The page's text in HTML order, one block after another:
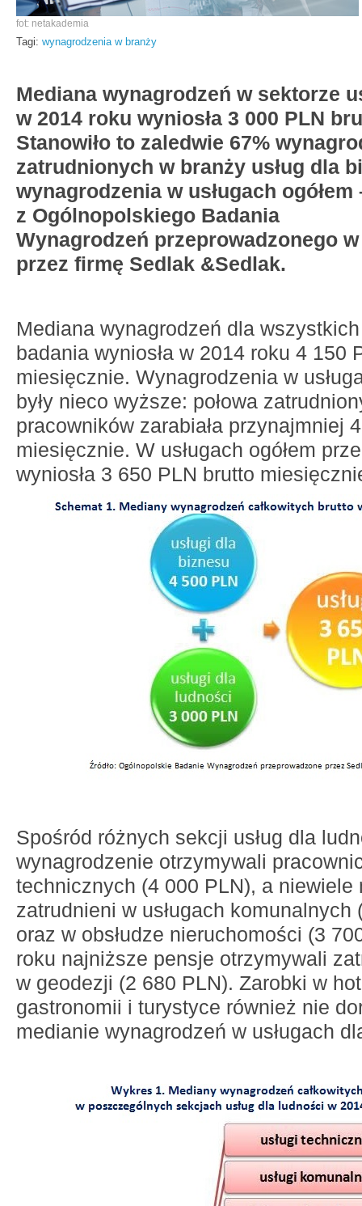
fot: netakademia
Tagi: wynagrodzenia w branży
Mediana wynagrodzeń w sektorze
w 2014 roku wyniosła 3 000 PLN
Stanowiło to zaledwie 67%
zatrudnionych w branży usług dla
wynagrodzenia w usługach ogółem
z Ogólnopolskiego Badania
Wynagrodzeń przeprowadzonego
przez firmę Sedlak &Sedlak.
Mediana wynagrodzeń dla
badania wyniosła w 2014 roku 4 150
miesięcznie. Wynagrodzenia w
były nieco wyższe: połowa
pracowników zarabiała przynajmniej
miesięcznie. W usługach ogółem
wyniosła 3 650 PLN brutto
Spośród różnych sekcji usług dla
wynagrodzenie otrzymywali
technicznych (4 000 PLN), a niewiele
zatrudnieni w usługach komunalnych
oraz w obsłudze nieruchomości (3
roku najniższe pensje otrzymywali
w geodezji (2 680 PLN). Zarobki w
gastronomii i turystyce również nie
medianie wynagrodzeń w usługach